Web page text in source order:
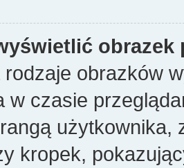
rodzaje obrazków
w czasie
użytkownika,
kropek,